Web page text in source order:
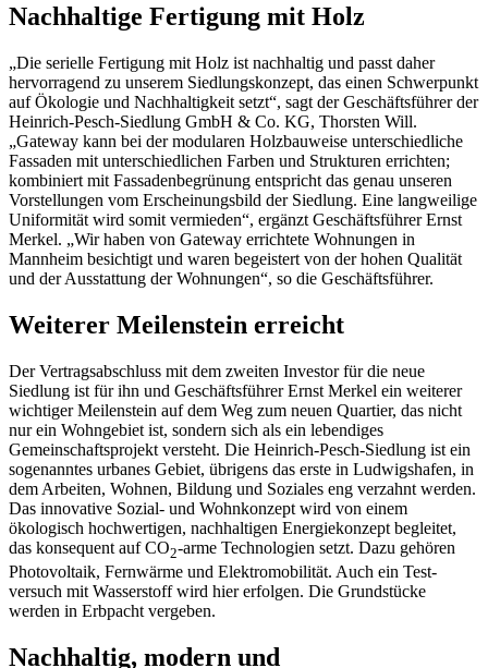
Nachhaltige Fertigung mit Holz
„Die serielle Fertigung mit Holz ist nachhaltig und passt daher
hervorragend zu unserem Sied­lungskonzept, das einen Schwerpunkt
auf Ökologie und Nachhaltigkeit setzt“, sagt der Geschäftsführer der
Heinrich-Pesch-Siedlung GmbH & Co. KG, Thorsten Will.
„Gateway kann bei der modularen Holzbauweise unterschiedliche
Fassaden mit unterschiedlichen Farben und Strukturen errichten;
kombiniert mit Fassadenbegrünung entspricht das genau unseren
Vor­stellungen vom Erscheinungsbild der Siedlung. Eine langweilige
Uniformität wird somit ver­mieden“, ergänzt Geschäftsführer Ernst
Merkel. „Wir haben von Gateway errichtete Wohnun­gen in
Mannheim besichtigt und waren begeistert von der hohen Qualität
und der Ausstattung der Wohnungen“, so die Geschäftsführer.
Weiterer Meilenstein erreicht
Der Vertragsabschluss mit dem zweiten Investor für die neue
Siedlung ist für ihn und Geschäftsführer Ernst Merkel ein weiterer
wichtiger Meilenstein auf dem Weg zum neuen Quartier, das nicht
nur ein Wohngebiet ist, sondern sich als ein lebendiges
Gemeinschaftspro­jekt versteht. Die Heinrich-Pesch-Siedlung ist ein
sogenanntes urbanes Gebiet, übrigens das erste in Ludwigshafen, in
dem Arbeiten, Wohnen, Bildung und Soziales eng verzahnt werden.
Das innovative Sozial- und Wohnkonzept wird von einem
ökologisch hochwertigen, nachhal­tigen Energiekonzept begleitet,
das konsequent auf CO2-arme Technologien setzt. Dazu gehö­ren
Photovoltaik, Fernwärme und Elektromobilität. Auch ein Test­
versuch mit Wasserstoff wird hier erfolgen. Die Grundstücke
werden in Erbpacht vergeben.
Nachhaltig, modern und